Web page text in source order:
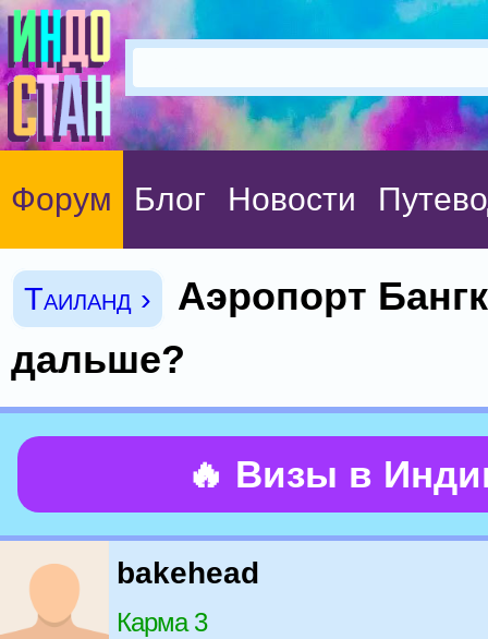
Форум Блог Новости
Таиланд ›
Аэропорт
дальше?
🔥 Визы в
bakehead
Карма 3